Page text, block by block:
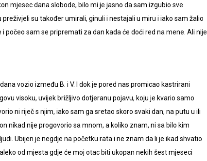
mjesec dana slobode, bilo mi je jasno da sam izgubio sve
su također umirali, ginuli i nestajali u miru i iako sam žalio
počeo sam se pripremati za dan kada će doći red na mene. Ali nije
vozio između B. i V. I dok je pored nas promicao kastrirani
visoku, uvijek brižljivo dotjeranu pojavu, koju je kvario samo
ni riječ s njim, iako sam ga sretao skoro svaki dan, na putu u ili
nikad nije progovorio sa mnom, a koliko znam, ni sa bilo kim
Ubijen je negdje na početku rata i ne znam da li je ikad shvatio
od mjesta gdje će moj otac biti ukopan nekih šest mjeseci